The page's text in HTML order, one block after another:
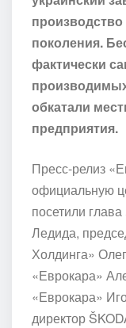
производство
поколения.
фактически
обкатали
предприятия.
Пресс-релиз
официальную
посетили
Ледида,
Холдинга»
«Еврокара»
«Еврокара»
директор